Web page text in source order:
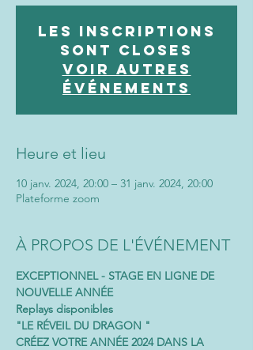
Les inscriptions
sont closes
Voir autres
événements
Heure et lieu
10 janv. 2024, 20:00 – 31 janv. 2024, 20:00
Plateforme zoom
À PROPOS DE L'ÉVÉNEMENT
EXCEPTIONNEL - STAGE EN LIGNE DE
NOUVELLE ANNÉE
Replays disponibles
"LE RÉVEIL DU DRAGON "
CRÉEZ VOTRE ANNÉE 2024 DANS LA